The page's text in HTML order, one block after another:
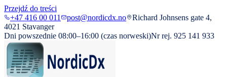
Przejdź do treści
+47 416 00 011
post@nordicdx.no
Richard Johnsens gate 4,
4021 Stavanger
Dni powszednie 08:00–16:00 (czas norweski)Nr rej. 925 141 933